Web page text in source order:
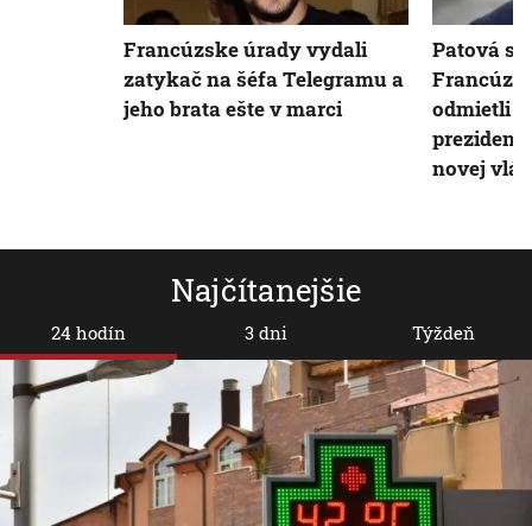
Najčítanejšie
24 hodín 3 dni Týždeň
Francúzske úrady vydali
zatykač na šéfa Telegramu a
jeho brata ešte v marci
Patová
odmietli
novej